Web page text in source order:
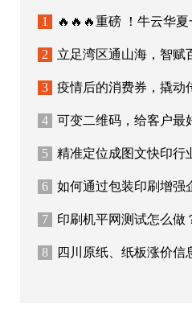
1 🔥🔥🔥重磅 ！牛云华夏一次元文化白皮
2 立足湾区通山海，智赋百县兴华章 | 2026第四
3 疫情后的消费券，撬动
4 可变二维码，给客户最
5 精准定位成图文快印行
6 如何通过包装印刷增强
7 印刷机平网测试怎么做
8 四川原纸、纸板涨价信